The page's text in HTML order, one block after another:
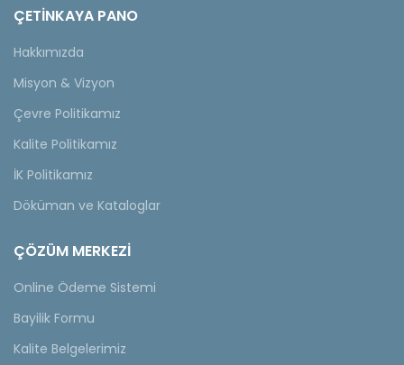
ÇETINKAYA PANO
Hakkımızda
Misyon & Vizyon
Çevre Politikamız
Kalite Politikamız
İK Politikamız
Döküman ve Kataloglar
ÇÖZÜM MERKEZİ
Online Ödeme Sistemi
Bayilik Formu
Kalite Belgelerimiz